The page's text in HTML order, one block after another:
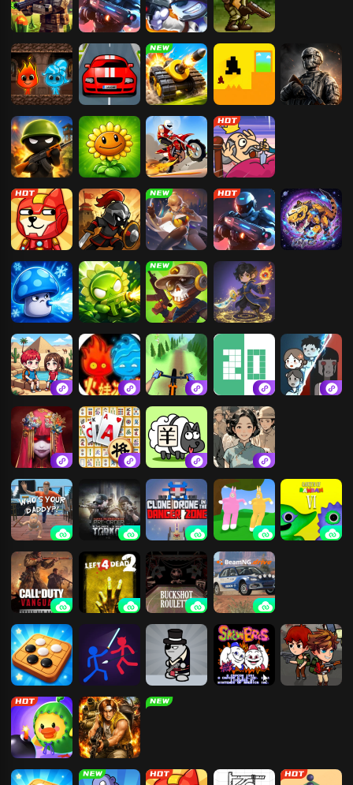
像素村庄之战
3D
机械战警 动物吃鸡枪战 特种任务
红蓝岛 极速飙车 坦克怼坦克 只有一道门
我的兄弟我的
团
植物大战僵尸
2
登山越野摩托 刺杀国王
幸存大作战
火柴人军团大
作战
地下城勇士 机械战警
植物守卫战
植物变异大招
版
末日打怪兽
转刀割草我最
强
双人沙漠求生
记
森林冰火双人
联机
自行车山路赛 1020游戏软件
纸嫁衣
羊了个羊：星
球
烧脑解压找茬
谁是你爸爸 逃离塔科夫2 机器人角斗场 超级兔子人
使命召唤18：
先锋
求生之路2
（在线免号）
恶魔轮盘 车祸模拟器
五子棋 火柴人对战 混乱大枪战
拆雷鸭 合金弹头3 火柴人纸上战 大鱼吃小鱼 三